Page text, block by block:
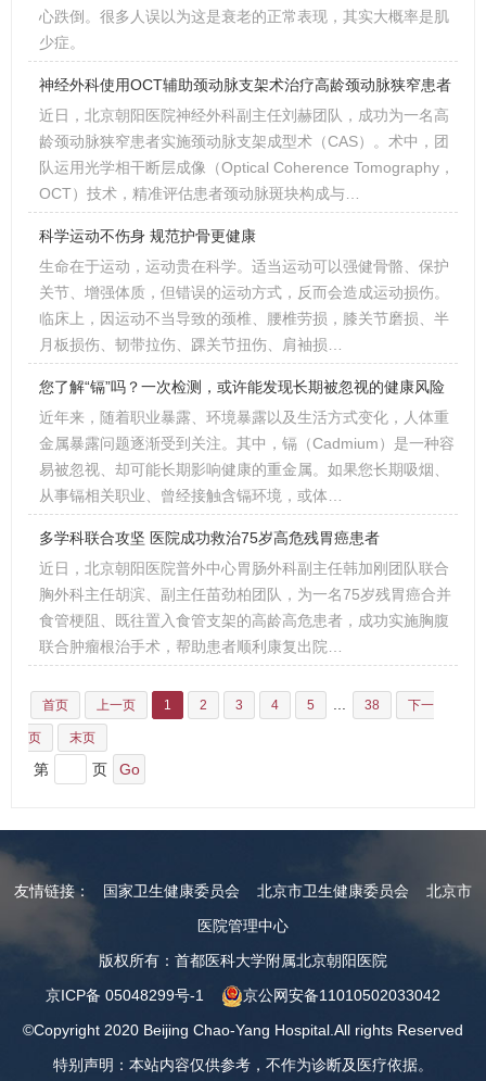
心跌倒。很多人误以为这是衰老的正常表现，其实大概率是肌
少症。
神经外科使用OCT辅助颈动脉支架术治疗高龄颈动脉狭窄患者
近日，北京朝阳医院神经外科副主任刘赫团队，成功为一名高
龄颈动脉狭窄患者实施颈动脉支架成型术（CAS）。术中，团
队运用光学相干断层成像（Optical Coherence Tomography，
OCT）技术，精准评估患者颈动脉斑块构成与…
科学运动不伤身 规范护骨更健康
生命在于运动，运动贵在科学。适当运动可以强健骨骼、保护
关节、增强体质，但错误的运动方式，反而会造成运动损伤。
临床上，因运动不当导致的颈椎、腰椎劳损，膝关节磨损、半
月板损伤、韧带拉伤、踝关节扭伤、肩袖损…
您了解“镉”吗？一次检测，或许能发现长期被忽视的健康风险
近年来，随着职业暴露、环境暴露以及生活方式变化，人体重
金属暴露问题逐渐受到关注。其中，镉（Cadmium）是一种容
易被忽视、却可能长期影响健康的重金属。如果您长期吸烟、
从事镉相关职业、曾经接触含镉环境，或体…
多学科联合攻坚 医院成功救治75岁高危残胃癌患者
近日，北京朝阳医院普外中心胃肠外科副主任韩加刚团队联合
胸外科主任胡滨、副主任苗劲柏团队，为一名75岁残胃癌合并
食管梗阻、既往置入食管支架的高龄高危患者，成功实施胸腹
联合肿瘤根治手术，帮助患者顺利康复出院…
首页 上一页 1 2 3 4 5 38 下一
页 末页
第 页
友情链接： 国家卫生健康委员会 北京市卫生健康委员会
北京市
医院管理中心
版权所有：首都医科大学附属北京朝阳医院
京ICP备 05048299号-1
京公网安备11010502033042
©Copyright 2020 Beijing Chao-Yang Hospital.All rights Reserved
特别声明：本站内容仅供参考，不作为诊断及医疗依据。